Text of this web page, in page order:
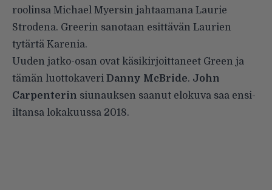
roolinsa Michael Myersin jahtaamana Laurie
Strodena. Greerin sanotaan esittävän Laurien
tytärtä Karenia.
Uuden jatko-osan ovat käsikirjoittaneet Green ja
tämän luottokaveri Danny McBride. John
Carpenterin siunauksen saanut elokuva saa ensi-
iltansa lokakuussa 2018.